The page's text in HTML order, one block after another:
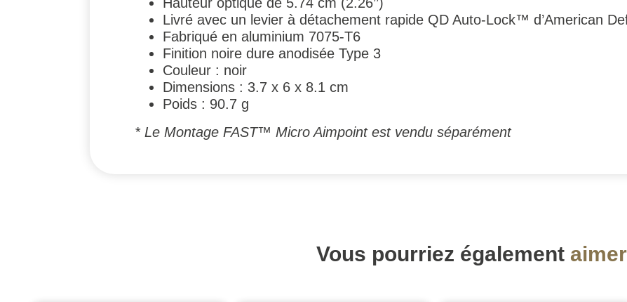
Livré avec un levier à détachement rapide QD Auto-Lock™ d’American
Fabriqué en aluminium 7075-T6
Finition noire dure anodisée Type 3
Couleur : noir
Dimensions : 3.7 x 6 x 8.1 cm
Poids : 90.7 g
* Le Montage FAST™ Micro Aimpoint est vendu séparément
Vous pourriez également aimer